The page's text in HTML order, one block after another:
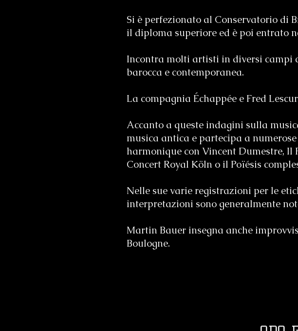
Si è perfezionato al Conservatorio di
il diploma superiore ed è poi entrato
Incontra molti artisti in diversi campi
barocca e contemporanea.
La compagnia Échappée e Fred
Accanto a queste indagini sulla
musica antica e partecipa a
harmonique con Vincent Dumestre, Il
Concert Royal Köln o il Poïésis
Nelle sue varie registrazioni per le
interpretazioni sono generalmente
Martin Bauer insegna anche
Boulogne.